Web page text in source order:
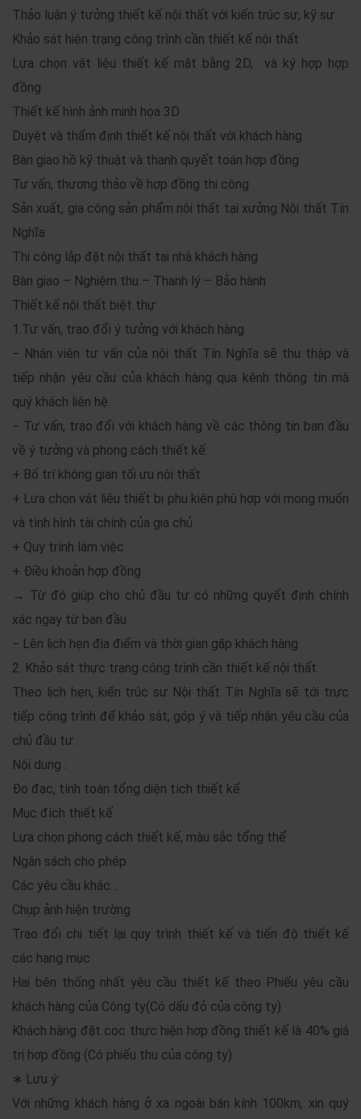
Thảo luận ý tưởng thiết kế nội thất với kiến trúc sư, kỹ sư
Khảo sát hiện trạng công trình cần thiết kế nội thất
Lựa chọn vật liệu thiết kế mặt bằng 2D, và ký hợp hợp
đồng
Thiết kế hình ảnh minh họa 3D
Duyệt và thẩm định thiết kế nội thất với khách hàng
Bàn giao hồ kỹ thuật và thanh quyết toán hợp đồng
Tư vấn, thương thảo về hợp đồng thi công
Sản xuất, gia công sản phẩm nội thất tại xưởng Nội thất Tín
Nghĩa
Thi công lắp đặt nội thất tại nhà khách hàng
Bàn giao – Nghiệm thu – Thanh lý – Bảo hành
Thiết kế nội thất biệt thự
1.Tư vấn, trao đổi ý tưởng với khách hàng
− Nhân viên tư vấn của nội thất Tín Nghĩa sẽ thu thập và
tiếp nhận yêu cầu của khách hàng qua kênh thông tin mà
quý khách liên hệ.
− Tư vấn, trao đổi với khách hàng về các thông tin ban đầu
về ý tưởng và phong cách thiết kế:
+ Bố trí không gian tối ưu nội thất
+ Lựa chọn vật liệu thiết bị phụ kiện phù hợp với mong muốn
và tình hình tài chính của gia chủ
+ Quy trình làm việc
+ Điều khoản hợp đồng
→ Từ đó giúp cho chủ đầu tư có những quyết định chính
xác ngay từ ban đầu
− Lên lịch hẹn địa điểm và thời gian gặp khách hàng
2. Khảo sát thực trạng công trình cần thiết kế nội thất
Theo lịch hẹn, kiến trúc sư Nội thất Tín Nghĩa sẽ tới trực
tiếp công trình để khảo sát, góp ý và tiếp nhận yêu cầu của
chủ đầu tư.
Nội dung :
Đo đạc, tính toán tổng diện tích thiết kế
Mục đích thiết kế
Lựa chọn phong cách thiết kế, màu sắc tổng thể
Ngân sách cho phép
Các yêu cầu khác…
Chụp ảnh hiện trường
Trao đổi chi tiết lại quy trình thiết kế và tiến độ thiết kế
các hạng mục
Hai bên thống nhất yêu cầu thiết kế theo Phiếu yêu cầu
khách hàng của Công ty(Có dấu đỏ của công ty)
Khách hàng đặt cọc thực hiện hợp đồng thiết kế là 40% giá
trị hợp đồng (Có phiếu thu của công ty)
∗ Lưu ý:
Với những khách hàng ở xa ngoài bán kính 100km, xin quý